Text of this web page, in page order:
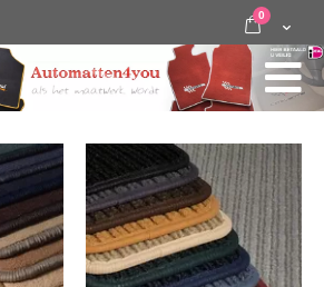
Cart
0 items